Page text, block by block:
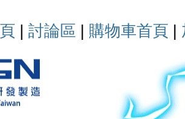
| 討論區 | 購物車首頁 |